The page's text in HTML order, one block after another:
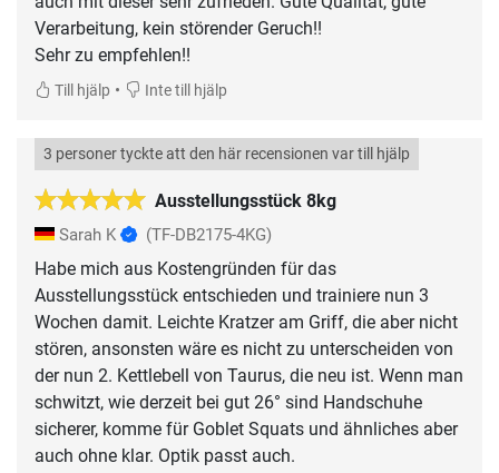
Verarbeitung, kein störender Geruch!!
Sehr zu empfehlen!!
Till hjälp • Inte till hjälp
Ausstellungsstück 8kg
3 personer tyckte att den här recensionen var till hjälp
Sarah K (TF-DB2175-4KG)
Habe mich aus Kostengründen für das
Ausstellungsstück entschieden und trainiere nun 3
Wochen damit. Leichte Kratzer am Griff, die aber nicht
stören, ansonsten wäre es nicht zu unterscheiden von
der nun 2. Kettlebell von Taurus, die neu ist. Wenn man
schwitzt, wie derzeit bei gut 26° sind Handschuhe
sicherer, komme für Goblet Squats und ähnliches aber
auch ohne klar. Optik passt auch.